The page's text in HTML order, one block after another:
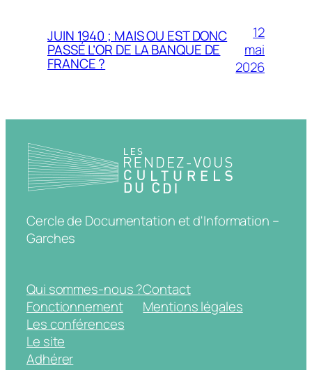
JUIN 1940 ; MAIS OU EST DONC
PASSÉ L’OR DE LA BANQUE DE
FRANCE ?
12
mai
2026
Cercle de Documentation et d'Information –
Garches
Qui sommes-nous ?
Fonctionnement
Les conférences
Le site
Adhérer
Contact
Mentions légales